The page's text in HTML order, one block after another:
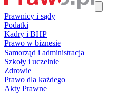
Prawnicy i sądy
Podatki
Kadry i BHP
Prawo w biznesie
Samorząd i administracja
Szkoły i uczelnie
Zdrowie
Prawo dla każdego
Akty Prawne